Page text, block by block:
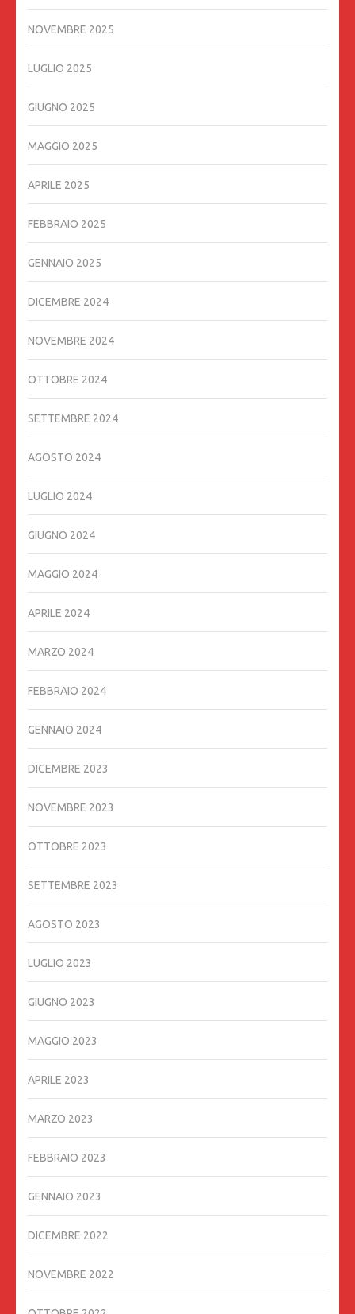
NOVEMBRE 2025
LUGLIO 2025
GIUGNO 2025
MAGGIO 2025
APRILE 2025
FEBBRAIO 2025
GENNAIO 2025
DICEMBRE 2024
NOVEMBRE 2024
OTTOBRE 2024
SETTEMBRE 2024
AGOSTO 2024
LUGLIO 2024
GIUGNO 2024
MAGGIO 2024
APRILE 2024
MARZO 2024
FEBBRAIO 2024
GENNAIO 2024
DICEMBRE 2023
NOVEMBRE 2023
OTTOBRE 2023
SETTEMBRE 2023
AGOSTO 2023
LUGLIO 2023
GIUGNO 2023
MAGGIO 2023
APRILE 2023
MARZO 2023
FEBBRAIO 2023
GENNAIO 2023
DICEMBRE 2022
NOVEMBRE 2022